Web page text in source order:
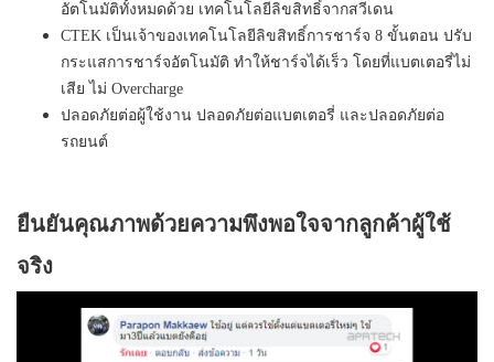
อัตโนมัติทั้งหมดด้วย เทคโนโลยีลิขสิทธิ์จากสวีเดน
CTEK เป็นเจ้าของเทคโนโลยีลิขสิทธิ์การชาร์จ 8 ขั้นตอน ปรับ
กระแสการชาร์จอัตโนมัติ ทำให้ชาร์จได้เร็ว โดยที่แบตเตอรี่ไม่
เสีย ไม่ Overcharge
ปลอดภัยต่อผู้ใช้งาน ปลอดภัยต่อแบตเตอรี่ และปลอดภัยต่อ
รถยนต์
ยืนยันคุณภาพด้วยความพึงพอใจจากลูกค้าผู้ใช้
จริง